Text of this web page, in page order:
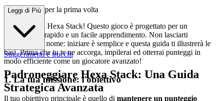
ida completa per la prima volta
Benvenuto in Hexa Stack! Questo gioco è progettato per un
divertimento rapido e un facile apprendimento. Non lasciarti
intimidire dal nome: iniziare è semplice e questa guida ti illustrerà le
basi. Prima che tu te ne accorga, impilerai ed otterrai punteggi in
modo efficiente come un giocatore avanzato!
1. La tua missione: l'obiettivo
Il tuo obiettivo principale è quello di mantenere un punteggio
Leggi di Più
Suggerimenti e trucchi
Padroneggiare Hexa Stack: Una Guida
Strategica Avanzata